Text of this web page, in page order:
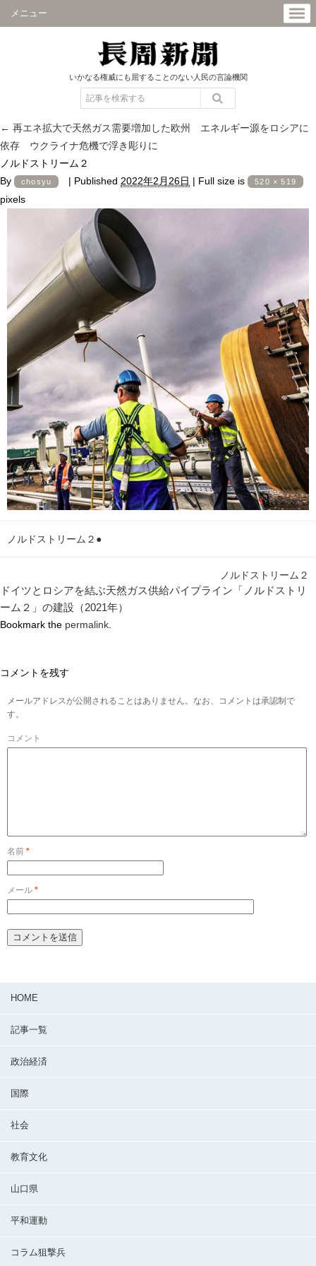
メニュー
いかなる権威にも屈することのない人民の言論機関
← 再エネ拡大で天然ガス需要増加した欧州 エネルギー源をロシアに
依存 ウクライナ危機で浮き彫りに
ノルドストリーム２
By
chosyu | Published 2022年2月26日 | Full size is 520 × 519
pixels
ノルドストリーム２●
ノルドストリーム２
ドイツとロシアを結ぶ天然ガス供給パイプライン「ノルドストリ
ーム２」の建設（2021年）
Bookmark the permalink
コメントを残す
メールアドレスが公開されることはありません。なお、コメントは承認制で
す。
コメント
名前 *
メール *
HOME
記事一覧
政治経済
国際
社会
教育文化
山口県
平和運動
コラム狙撃兵